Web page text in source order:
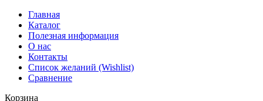
Главная
Каталог
Полезная информация
О нас
Контакты
Список желаний (Wishlist)
Сравнение
Корзина